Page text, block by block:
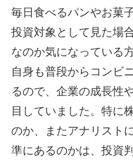
毎日食べるパンやお菓
投資対象として見た場
なのか気になっている
自身も普段からコンビ
るので、企業の成長性
目していました。特に
のか、またアナリスト
準にあるのかは、投資